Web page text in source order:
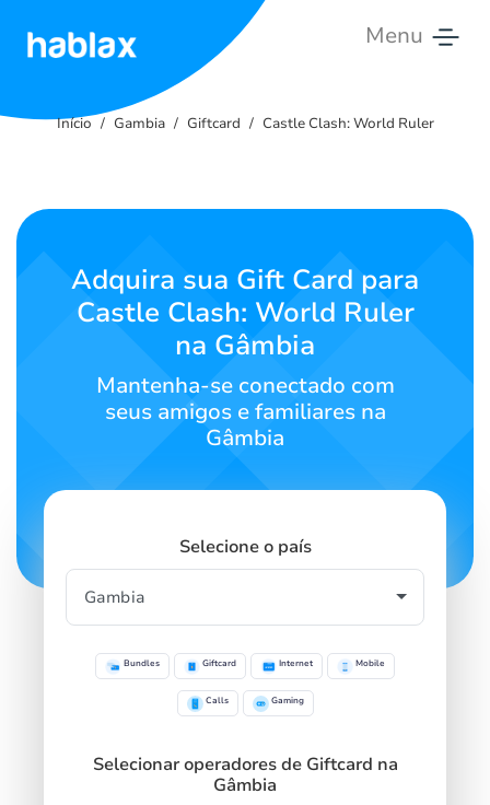
Menu
Tarifas
Contate-
Início Gambia Giftcard Castle Clash: World Ruler
Adquira sua Gift Card para
Castle Clash: World Ruler
na Gâmbia
Mantenha-se conectado com
seus amigos e familiares na
Gâmbia
Selecione o país
Bundles Giftcard Internet Mobile
Calls Gaming
Selecionar operadores de Giftcard na
Gâmbia